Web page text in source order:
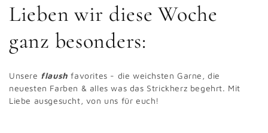
K
a
t
e
Lieben wir diese Woche
ganz besonders:
Unsere flaush favorites - die weichsten Garne, die
neuesten Farben & alles was das Strickherz begehrt. Mit
Liebe ausgesucht, von uns für euch!